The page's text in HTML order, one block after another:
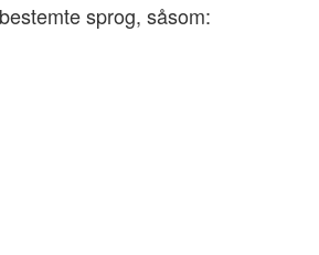
sprog, såsom: